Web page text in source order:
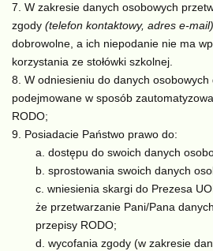
W zakresie danych osobowych
zgody (telefon kontaktowy, adres e-mail)
dobrowolne, a ich niepodanie nie ma
korzystania ze stołówki szkolnej.
W odniesieniu do danych
podejmowane w sposób
RODO;
Posiadacie Państwo prawo do:
dostępu do swoich danych
sprostowania swoich danych
wniesienia skargi do Prezesa
że przetwarzanie Pani/Pana
przepisy RODO;
wycofania zgody (w zakresie